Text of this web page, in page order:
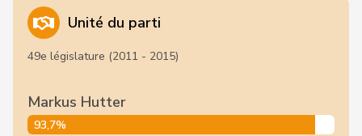
Unité du parti
49e législature (2011 - 2015)
Markus Hutter
93,7%